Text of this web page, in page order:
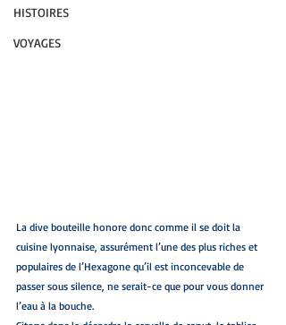
HISTOIRES
VOYAGES
La dive bouteille honore donc comme il se doit la
cuisine lyonnaise, assurément l’une des plus riches et
populaires de l’Hexagone qu’il est inconcevable de
passer sous silence, ne serait-ce que pour vous donner
l’eau à la bouche.